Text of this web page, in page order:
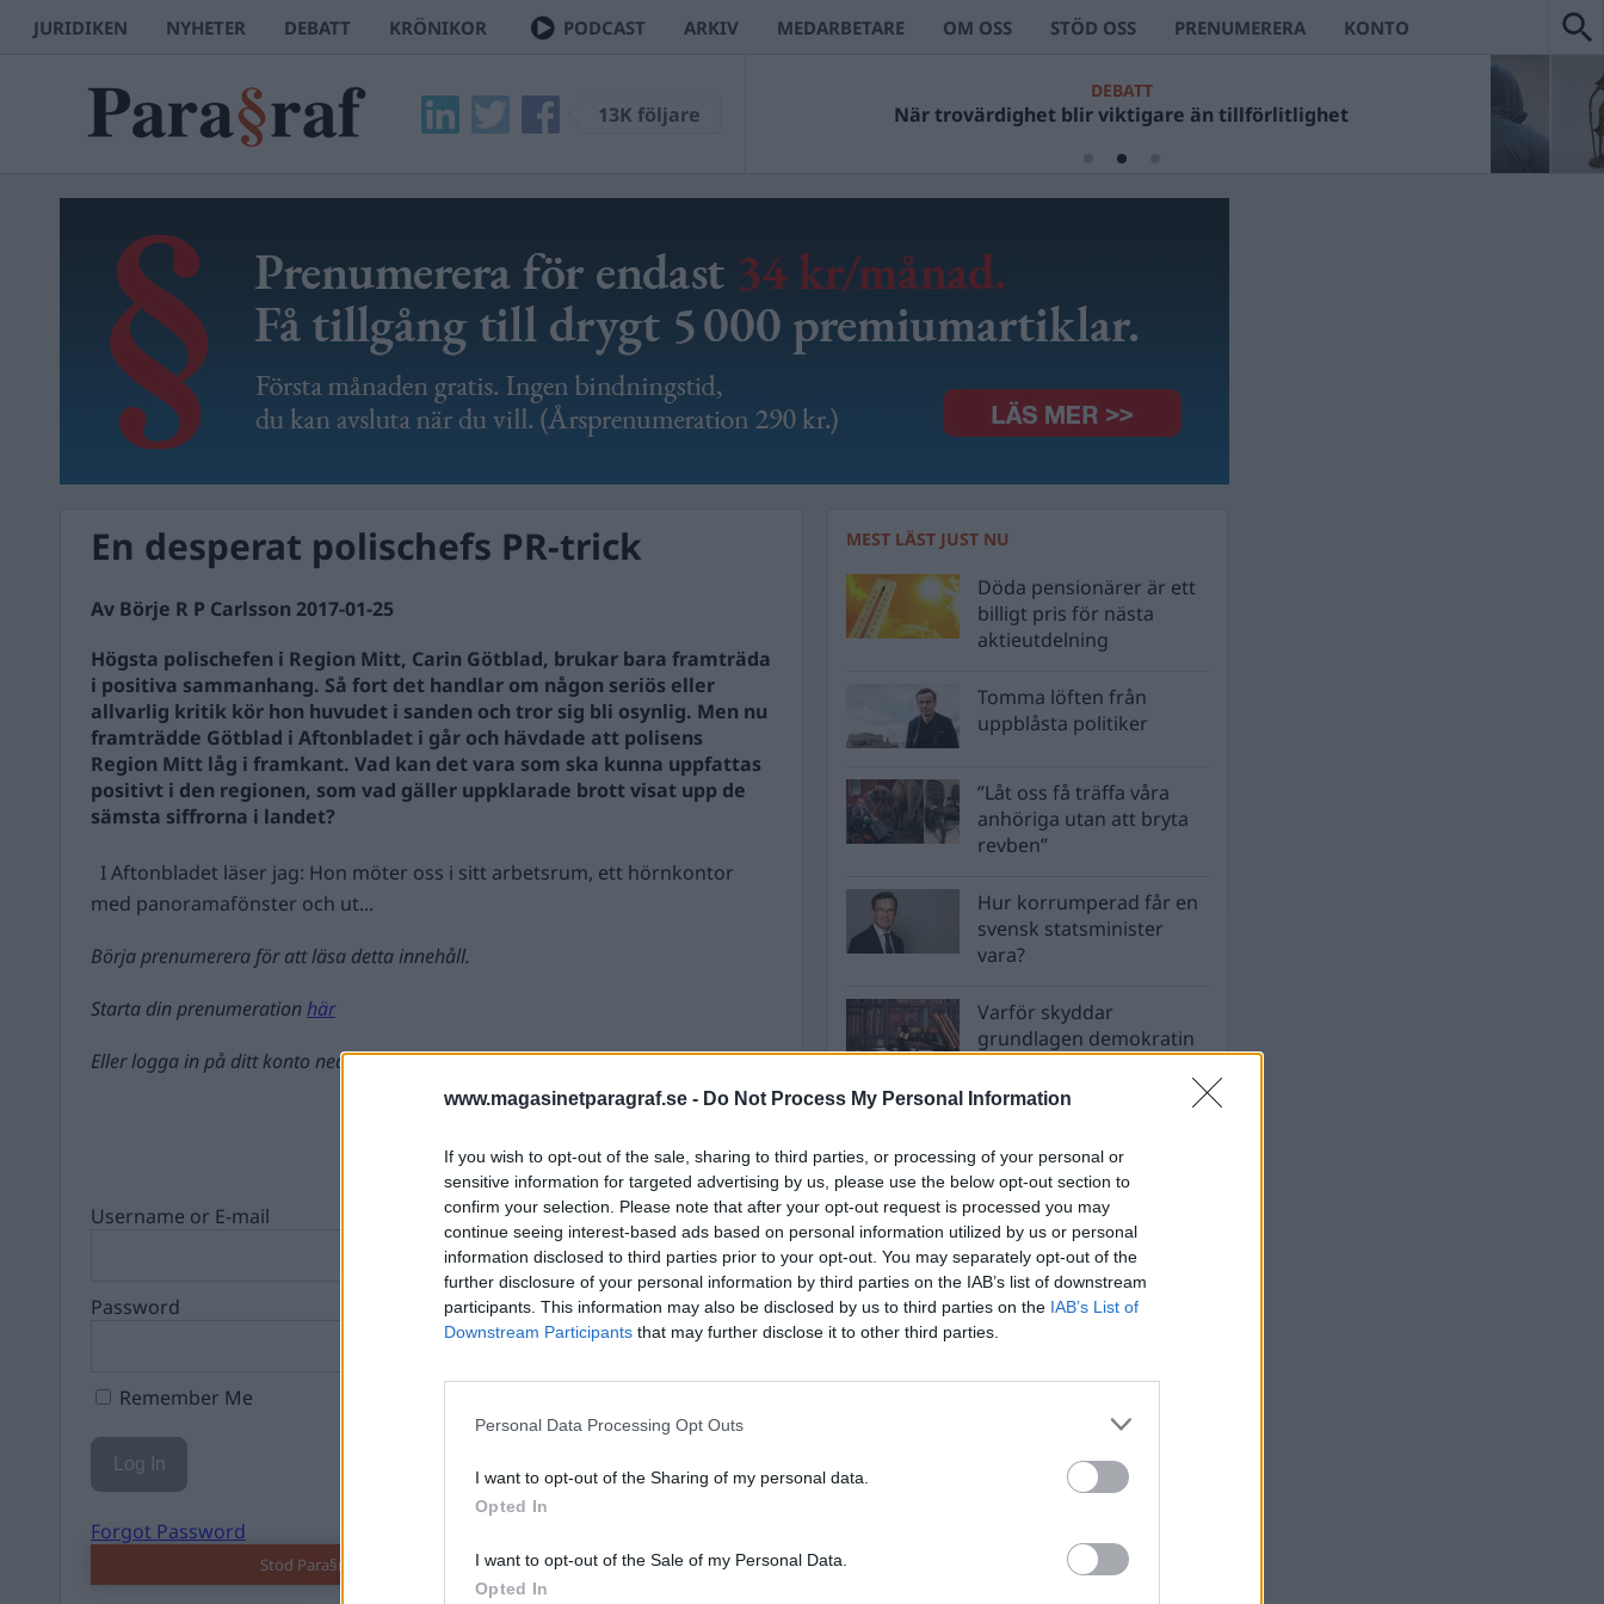
www.magasinetparagraf.se - Do Not Process My Personal Information
If you wish to opt-out of the sale, sharing to third parties, or processing of your personal or
sensitive information for targeted advertising by us, please use the below opt-out section to
confirm your selection. Please note that after your opt-out request is processed you may
continue seeing interest-based ads based on personal information utilized by us or personal
information disclosed to third parties prior to your opt-out. You may separately opt-out of the
further disclosure of your personal information by third parties on the IAB’s list of downstream
participants. This information may also be disclosed by us to third parties on the IAB’s List of
Downstream Participants that may further disclose it to other third parties.
Personal Data Processing Opt Outs
I want to opt-out of the Sharing of my personal data.
Opted In
I want to opt-out of the Sale of my Personal Data.
Opted In
JURIDIKEN NYHETER DEBATT KRÖNIKOR PODCAST ARKIV MEDARBETARE OM OSS STÖD OSS PRENUMERERA KONTO
13K följare
DEBATT
När trovärdighet blir viktigare än tillförlitlighet
En desperat polischefs PR-trick
Av Börje R P Carlsson 2017-01-25
Högsta polischefen i Region Mitt, Carin Götblad, brukar bara framträda
i positiva sammanhang. Så fort det handlar om någon seriös eller
allvarlig kritik kör hon huvudet i sanden och tror sig bli osynlig. Men nu
framträdde Götblad i Aftonbladet i går och hävdade att polisens
Region Mitt låg i framkant. Vad kan det vara som ska kunna uppfattas
positivt i den regionen, som vad gäller uppklarade brott visat upp de
sämsta siffrorna i landet?
I Aftonbladet läser jag: Hon möter oss i sitt arbetsrum, ett hörnkontor
med panoramafönster och ut...
Börja prenumerera för att läsa detta innehåll.
Starta din prenumerationhär
Eller logga in på ditt konto nedan:
Username or E-mail
Password
Remember Me
Forgot Password
Stöd Para§rafs bevakning av högerextremismen
MEST LÄST JUST NU
Döda pensionärer är ett
billigt pris för nästa
aktieutdelning
Tomma löften från
uppblåsta politiker
”Låt oss få träffa våra
anhöriga utan att bryta
revben”
Hur korrumperad får en
svensk statsminister
vara?
Varför skyddar
grundlagen demokratin
STÖD OSS
Stöd Para§raf – magasinet som hatas av
högertrollen
PRENUMERERA PÅ PARA§RAFS NYHETSBREV
Brottslighet
Börje